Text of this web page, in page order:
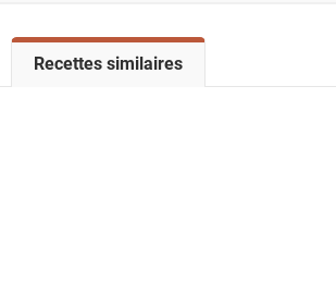
o
Recettes similaires